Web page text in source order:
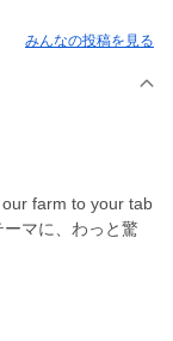
みんなの投稿を見る
farm to your tab
マに、わっと驚